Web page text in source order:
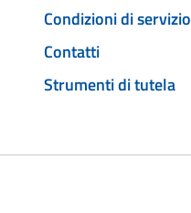
Condizioni di servizio
Contatti
Strumenti di tutela